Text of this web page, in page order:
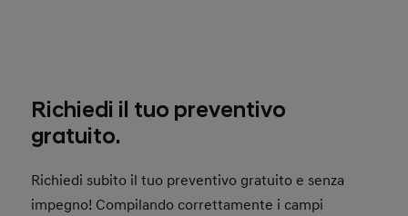
Richiedi il tuo preventivo
gratuito.
Richiedi subito il tuo preventivo gratuito e senza
impegno! Compilando correttamente i campi